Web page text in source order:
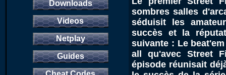
Downloads
Videos
Netplay
Guides
sombres salles
séduisit les
succès et la
suivante : Le
all qu'avec Street
épisode réunisait